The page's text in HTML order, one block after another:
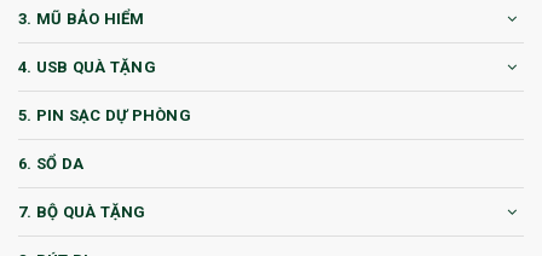
3. MŨ BẢO HIỂM
4. USB QUÀ TẶNG
5. PIN SẠC DỰ PHÒNG
6. SỔ DA
7. BỘ QUÀ TẶNG